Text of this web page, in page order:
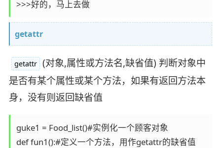
>>>好的，马上去做
getattr
getattr (对象,属性或方法名,缺省值) 判断对象中
是否有某个属性或某个方法，如果有返回方法本
身，没有则返回缺省值
guke1 = Food_list()#实例化一个顾客对象
def fun1():#定义一个方法，用作getattr的缺省值